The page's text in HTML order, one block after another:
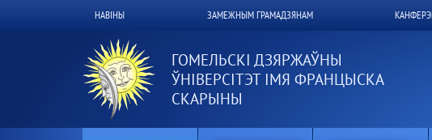
Верхнее
меню
НАВІНЫ ЗАМЕЖНЫМ ГРАМАДЗЯНАМ
ГОМЕЛЬСКІ ДЗЯРЖАЎНЫ
ЎНІВЕРСІТЭТ ІМЯ ФРАНЦЫСКА
СКАРЫНЫ